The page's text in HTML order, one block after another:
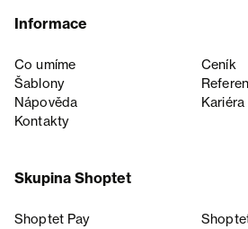
Informace
Co umíme
Ceník
Šablony
Nápověda
Kariéra
Kontakty
Skupina Shoptet
Shoptet Pay